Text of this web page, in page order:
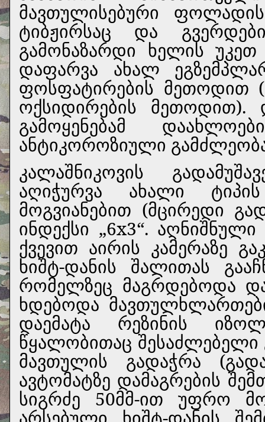
მავთულისებური
ტიბჟირსაც და
გამონაზარდი ხელის
დაფარვა ახალ
ფოსფატირების მეთოდით
ოქსიდირების
გამოყენებამ
ანტიკოროზიული
კალაშნიკოვის
აღიჭურვა ახალი
მოგვიანებით (მცირედი
ინდექსი „6x3“.
ქვევით აირის კამერაზე
ხიშტ-დანის შალითას
რომელზეც მაგრდებოდა
ხდებოდა
დაემატა რეზინის
წყალობითაც შესაძლებელი
მავთულის გადაჭრა
ავტომატზე დამაგრების
სიგრძე 50მმ-ით უფრო